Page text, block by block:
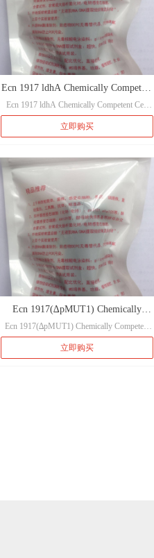
种 Tg1 携带抑制基因。因此需要根据质粒
或噬菌体载体选择宿主。
2.可进行蓝白斑筛选。
大肠杆菌 HB2151 菌种的基因型
是： K12, F' [proAB lacIq lacZΔM15], ara,
Δ(lac-pro), thi 。此基因型信息来源于原始
Ecn 1917 ldhA Chemically Competent
Cell
Ecn 1917 ldhA Chemically Competent Cell
Ecn 1917 ldhA： 100μl/支
-80℃（6个月）
基因型
Ecn 1917 ldhA O6:K5:H1 EndA+ Dcm+
立即购买
Ecn 1917(∆pMUT1) Chemically
Competent Cell
Ecn 1917(∆pMUT1) Chemically Competent
Cell
Ecn 1917(∆pMUT1)：
立即购买